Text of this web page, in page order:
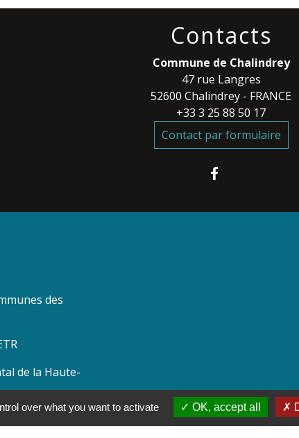
Contacts
Commune de Chalindrey
47 rue Langres
52600 Chalindrey - FRANCE
+33 3 25 88 50 17
Contact par formulaire
des
de la Haute-
Marne
over what you want to activate OK, accept all